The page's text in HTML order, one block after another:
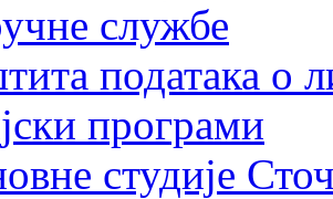
службе
података о
програми
студије